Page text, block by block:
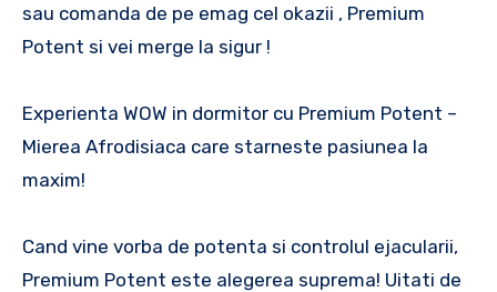
sau comanda de pe emag cel okazii , Premium
Potent si vei merge la sigur !
Experienta WOW in dormitor cu Premium Potent –
Mierea Afrodisiaca care starneste pasiunea la
maxim!
Cand vine vorba de potenta si controlul ejacularii,
Premium Potent este alegerea suprema! Uitati de